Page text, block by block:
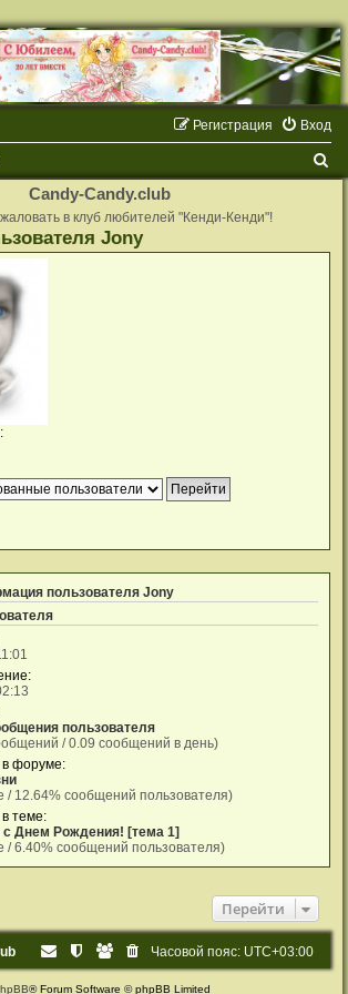
Вход
Регистрация
Candy-Candy.club
в клуб любителей "Кенди-Кенди"!
Jony
пользователя Jony
пользователя
/ 0.09 сообщений в день)
в форуме:
/ 12.64% сообщений пользователя)
теме:
Днем Рождения! [тема 1]
/ 6.40% сообщений пользователя)
Перейти
Часовой пояс: UTC+03:00
® Forum Software © phpBB Limited